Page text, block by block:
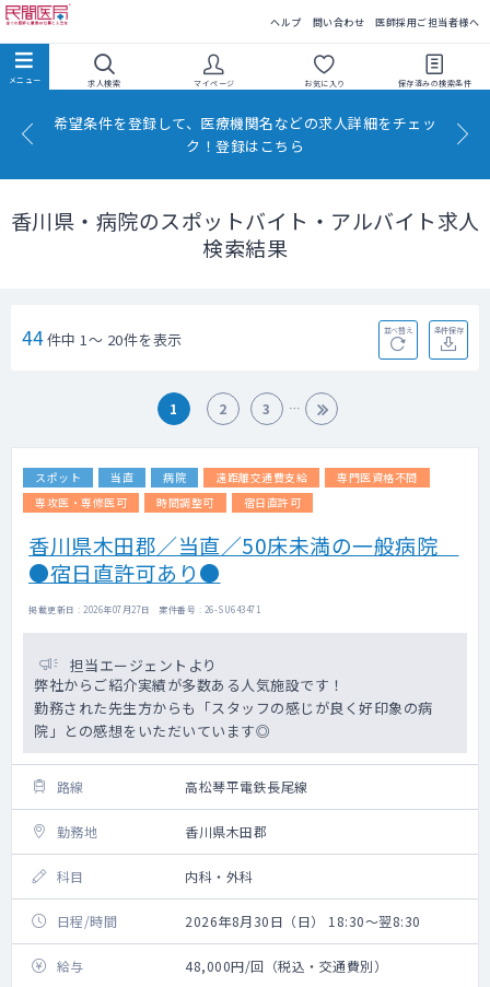
ヘルプ 問い合わせ 医師採用ご担当者様へ
求人検索 マイページ お気に入り 保存済みの検索条件
希望条件を登録して、医療機関名などの求人詳細をチェッ
ク！登録はこちら
香川県・病院のスポットバイト・アルバイト求人
検索結果
44件中 1～ 20件を表示 並べ替え 条件保存
1 2 3
スポット 当直 病院 遠距離交通費支給
専門医資格不問
専攻医・専修医可
時間調整可 宿日直許可
香川県木田郡／当直／50床未満の一般病院
●宿日直許可あり●
掲載更新日 : 2026年07月27日 案件番号 : 26-SU643471
担当エージェントより
弊社からご紹介実績が多数ある人気施設です！
勤務された先生方からも「スタッフの感じが良く好印象の病
院」との感想をいただいています◎
路線 高松琴平電鉄長尾線
勤務地 香川県木田郡
科目 内科・外科
日程/時間 2026年8月30日（日） 18:30～翌8:30
給与 48,000円/回（税込・交通費別）